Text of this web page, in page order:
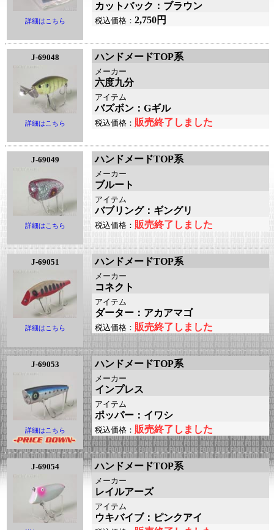
詳細はこちら
カットバック：ブラウン
税込価格： 2,750円
J-69048
詳細はこちら
ハンドメードTOP系
メーカー
六度九分
アイテム
バズボン：Gギル
税込価格： 販売終了しました
J-69049
詳細はこちら
ハンドメードTOP系
メーカー
ブルート
アイテム
バブリング：ギングリ
税込価格： 販売終了しました
J-69051
詳細はこちら
ハンドメードTOP系
メーカー
コネクト
アイテム
ダーター：アカアマゴ
税込価格： 販売終了しました
J-69053
詳細はこちら
ハンドメードTOP系
メーカー
インプレス
アイテム
ポッパー：イワシ
税込価格： 販売終了しました
J-69054 ハンドメードTOP系
メーカー
レイルアーズ
アイテム
ウキバイブ：ピンクアイ